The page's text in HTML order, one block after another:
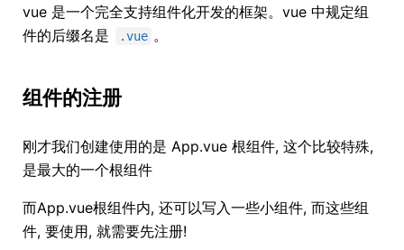
vue 是一个完全支持组件化开发的框架。vue 中规定组
件的后缀名是
.vue 。
组件的注册
刚才我们创建使用的是 App.vue 根组件, 这个比较特殊,
是最大的一个根组件
而App.vue根组件内, 还可以写入一些小组件, 而这些组
件, 要使用, 就需要先注册!